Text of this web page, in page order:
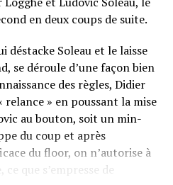
en deux coups de suite.
déstacke Soleau et le laisse
se déroule d’une façon bien
des règles, Didier
» en poussant la mise
au bouton, soit un min-
du coup et après
du floor, on n’autorise à
que s’empresse de